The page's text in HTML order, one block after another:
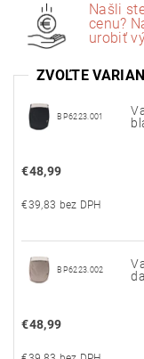
Našli
cenu?
urobiť
ZVOĽTE
BP6223.001
€48,99
€39,83 bez DPH
BP6223.002
€48,99